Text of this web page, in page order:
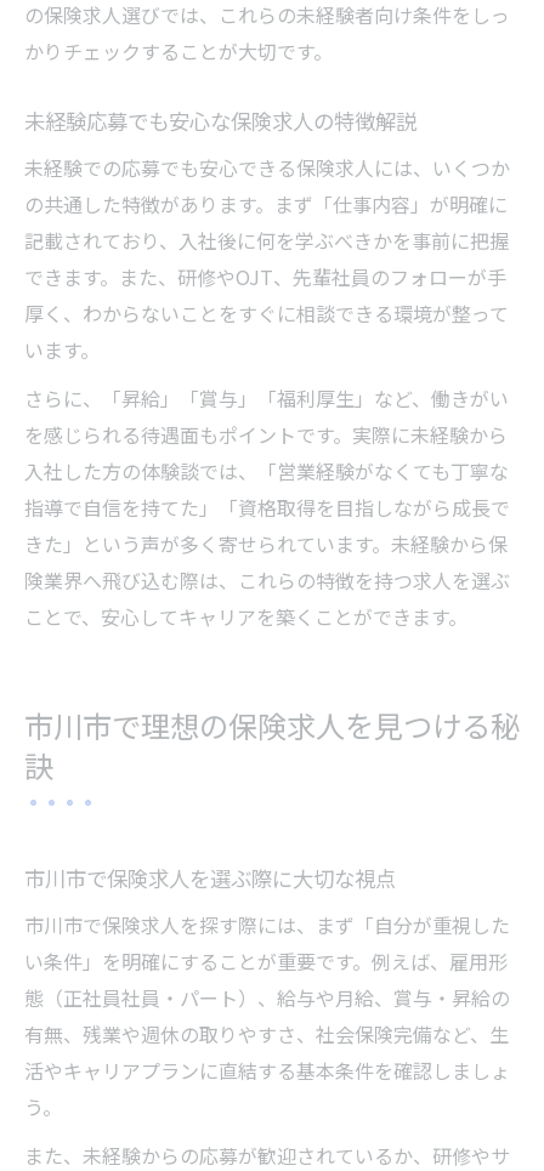
の保険求人選びでは、これらの未経験者向け条件をしっ
かりチェックすることが大切です。
未経験応募でも安心な保険求人の特徴解説
未経験での応募でも安心できる保険求人には、いくつか
の共通した特徴があります。まず「仕事内容」が明確に
記載されており、入社後に何を学ぶべきかを事前に把握
できます。また、研修やOJT、先輩社員のフォローが手
厚く、わからないことをすぐに相談できる環境が整って
います。
さらに、「昇給」「賞与」「福利厚生」など、働きがい
を感じられる待遇面もポイントです。実際に未経験から
入社した方の体験談では、「営業経験がなくても丁寧な
指導で自信を持てた」「資格取得を目指しながら成長で
きた」という声が多く寄せられています。未経験から保
険業界へ飛び込む際は、これらの特徴を持つ求人を選ぶ
ことで、安心してキャリアを築くことができます。
市川市で理想の保険求人を見つける秘
訣
市川市で保険求人を選ぶ際に大切な視点
市川市で保険求人を探す際には、まず「自分が重視した
い条件」を明確にすることが重要です。例えば、雇用形
態（正社員社員・パート）、給与や月給、賞与・昇給の
有無、残業や週休の取りやすさ、社会保険完備など、生
活やキャリアプランに直結する基本条件を確認しましょ
う。
また、未経験からの応募が歓迎されているか、研修やサ